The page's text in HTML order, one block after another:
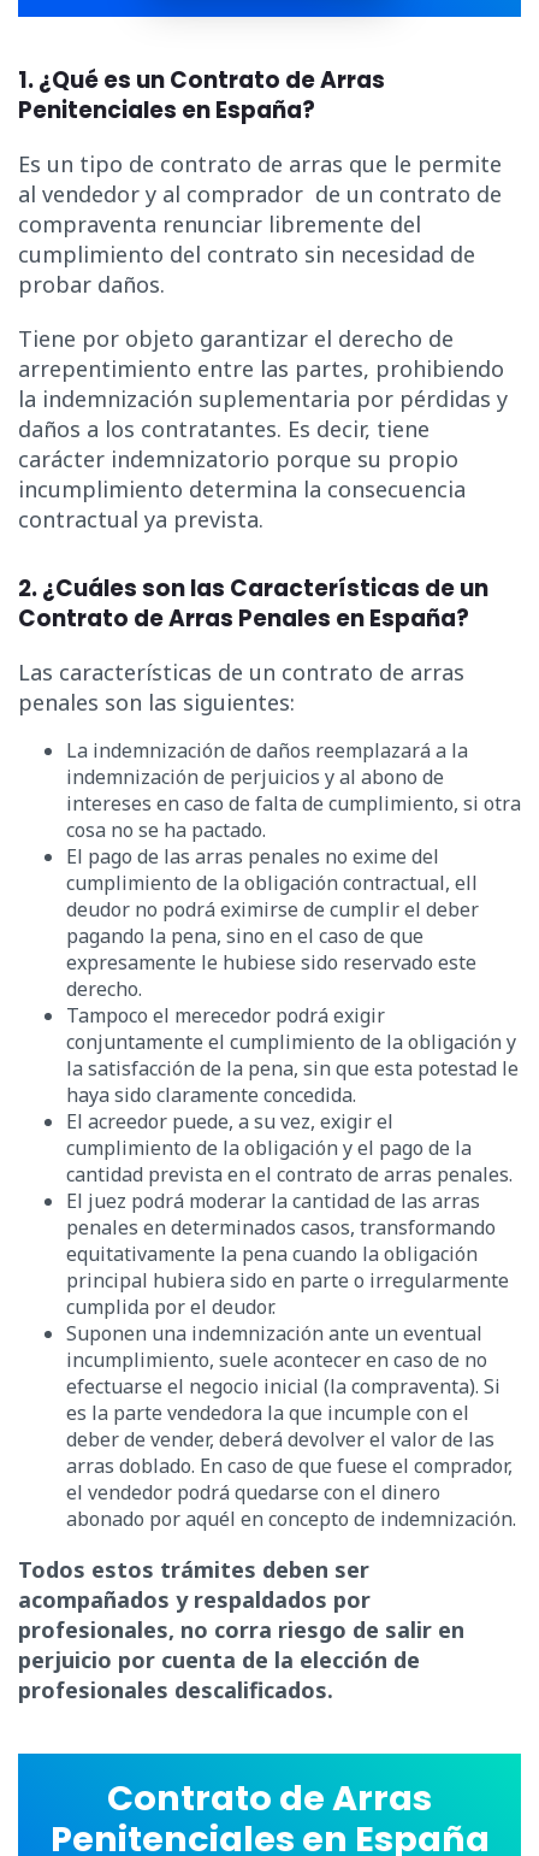
1. ¿Qué es un Contrato de Arras
Penitenciales en España?
Es un tipo de contrato de arras que le permite
al vendedor y al comprador de un contrato de
compraventa renunciar libremente del
cumplimiento del contrato sin necesidad de
probar daños.
Tiene por objeto garantizar el derecho de
arrepentimiento entre las partes, prohibiendo
la indemnización suplementaria por pérdidas y
daños a los contratantes. Es decir, tiene
carácter indemnizatorio porque su propio
incumplimiento determina la consecuencia
contractual ya prevista.
2. ¿Cuáles son las Características de un
Contrato de Arras Penales en España?
Las características de un contrato de arras
penales son las siguientes:
La indemnización de daños reemplazará a la
indemnización de perjuicios y al abono de
intereses en caso de falta de cumplimiento, si otra
cosa no se ha pactado.
El pago de las arras penales no exime del
cumplimiento de la obligación contractual, ell
deudor no podrá eximirse de cumplir el deber
pagando la pena, sino en el caso de que
expresamente le hubiese sido reservado este
derecho.
Tampoco el merecedor podrá exigir
conjuntamente el cumplimiento de la obligación y
la satisfacción de la pena, sin que esta potestad le
haya sido claramente concedida.
El acreedor puede, a su vez, exigir el
cumplimiento de la obligación y el pago de la
cantidad prevista en el contrato de arras penales.
El juez podrá moderar la cantidad de las arras
penales en determinados casos, transformando
equitativamente la pena cuando la obligación
principal hubiera sido en parte o irregularmente
cumplida por el deudor.
Suponen una indemnización ante un eventual
incumplimiento, suele acontecer en caso de no
efectuarse el negocio inicial (la compraventa). Si
es la parte vendedora la que incumple con el
deber de vender, deberá devolver el valor de las
arras doblado. En caso de que fuese el comprador,
el vendedor podrá quedarse con el dinero
abonado por aquél en concepto de indemnización.
Todos estos trámites deben ser
acompañados y respaldados por
profesionales, no corra riesgo de salir en
perjuicio por cuenta de la elección de
profesionales descalificados.
Contrato de Arras
Penitenciales en España